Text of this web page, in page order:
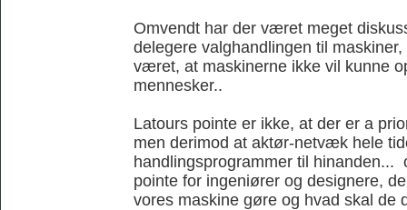
Omvendt har der været meget
delegere valghandlingen til
været, at maskinerne ikke vil kunne
mennesker..
Latours pointe er ikke, at der er a
men derimod at aktør-netvæk hele
handlingsprogrammer til hinanden...
pointe for ingeniører og designere,
vores maskine gøre og hvad skal de